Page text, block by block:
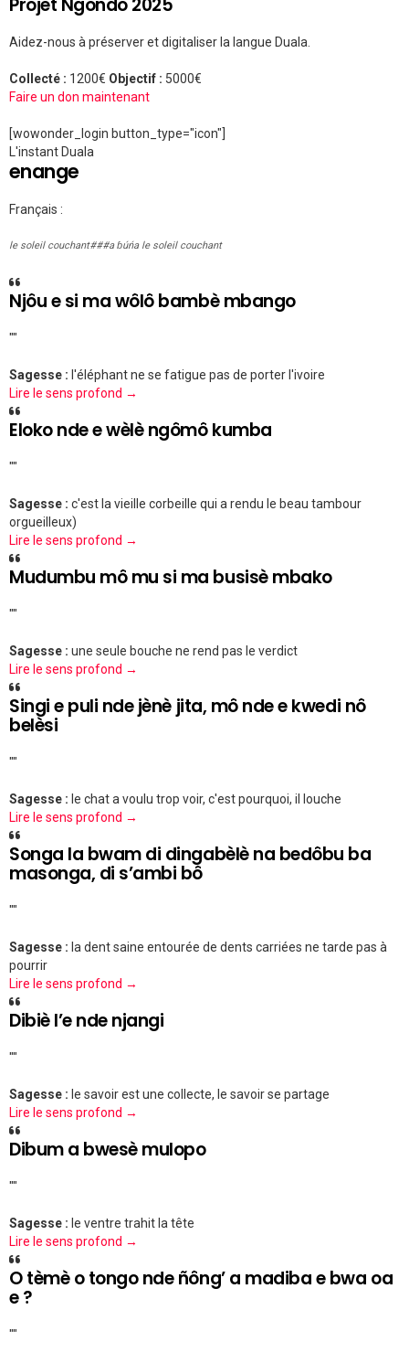
Projet Ngondo 2025
Aidez-nous à préserver et digitaliser la langue Duala.
Collecté : 1200€ Objectif : 5000€
Faire un don maintenant
[wowonder_login button_type="icon"]
L'instant Duala
enange
Français :
le soleil couchant###a ɓúńa le soleil couchant
Njôu e si ma wôlô bambè mbango
""
Sagesse : l'éléphant ne se fatigue pas de porter l'ivoire
Lire le sens profond →
Eloko nde e wèlè ngômô kumba
""
Sagesse : c'est la vieille corbeille qui a rendu le beau tambour
orgueilleux)
Lire le sens profond →
Mudumbu mô mu si ma busisè mbako
""
Sagesse : une seule bouche ne rend pas le verdict
Lire le sens profond →
Singi e puli nde jènè jita, mô nde e kwedi nô
belèsi
""
Sagesse : le chat a voulu trop voir, c'est pourquoi, il louche
Lire le sens profond →
Songa la bwam di dingabèlè na bedôbu ba
masonga, di s’ambi bô
""
Sagesse : la dent saine entourée de dents carriées ne tarde pas à
pourrir
Lire le sens profond →
Dibiè l’e nde njangi
""
Sagesse : le savoir est une collecte, le savoir se partage
Lire le sens profond →
Dibum a bwesè mulopo
""
Sagesse : le ventre trahit la tête
Lire le sens profond →
O tèmè o tongo nde ñông’ a madiba e bwa oa
e ?
""